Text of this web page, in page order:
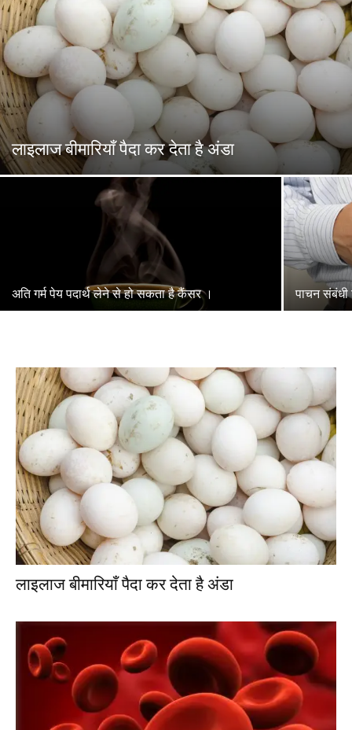
लाइलाज बीमारियाँ पैदा कर देता है अंडा
अति गर्म पेय पदार्थ लेने से हो सकता है कैंसर । पाचन संबंधी
लाइलाज बीमारियाँ पैदा कर देता है अंडा